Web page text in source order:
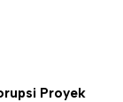
Proyek